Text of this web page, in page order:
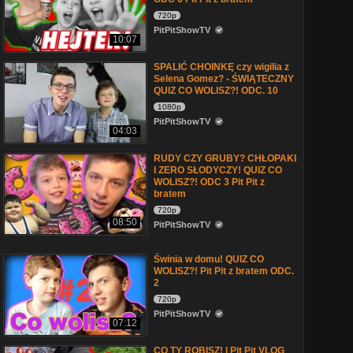
10:07
720p
PitPitShowTV
04:03
SPALIĆ CHOINKĘ czy wigilia z
Selena Gomez? - ŚWIĄTECZNY
QUIZ CO WOLISZ?! ODC. 10
1080p
PitPitShowTV
08:50
RUDY CZY GRUBY? CHŁOPAKI
I ZERO SŁODYCZY! QUIZ CO
WOLISZ?! ODC 3 Pit Pit z
bratem
720p
PitPitShowTV
07:12
Świnia w domu! QUIZ CO
WOLISZ?! Pit Pit z bratem ODC.
2
720p
PitPitShowTV
CO TY ROBISZ! | Pit Pit VLOG